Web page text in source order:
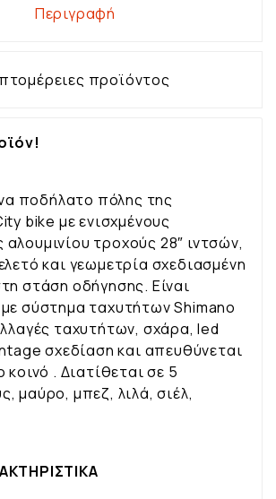
Περιγραφή
προϊόντος
ποδήλατο πόλης της
bike με ενισχμένους
τροχούς 28″ ιντσών,
και γεωμετρία σχεδιασμένη
στάση οδήγησης. Είναι
σύστημα ταχυτήτων Shimano
ταχυτήτων, σχάρα, led
σχεδίαση και απευθύνεται
κοινό . Διατίθεται σε 5
μαύρο, μπεζ, λιλά, σιέλ,